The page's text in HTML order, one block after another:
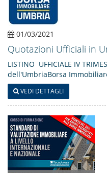
01/03/2021
Quotazioni Ufficiali in
LISTINO UFFICIALE IV
dell'UmbriaBorsa
VEDI DETTAGLI